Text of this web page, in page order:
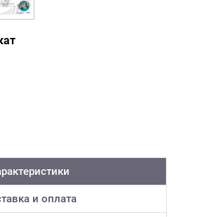
и оплата